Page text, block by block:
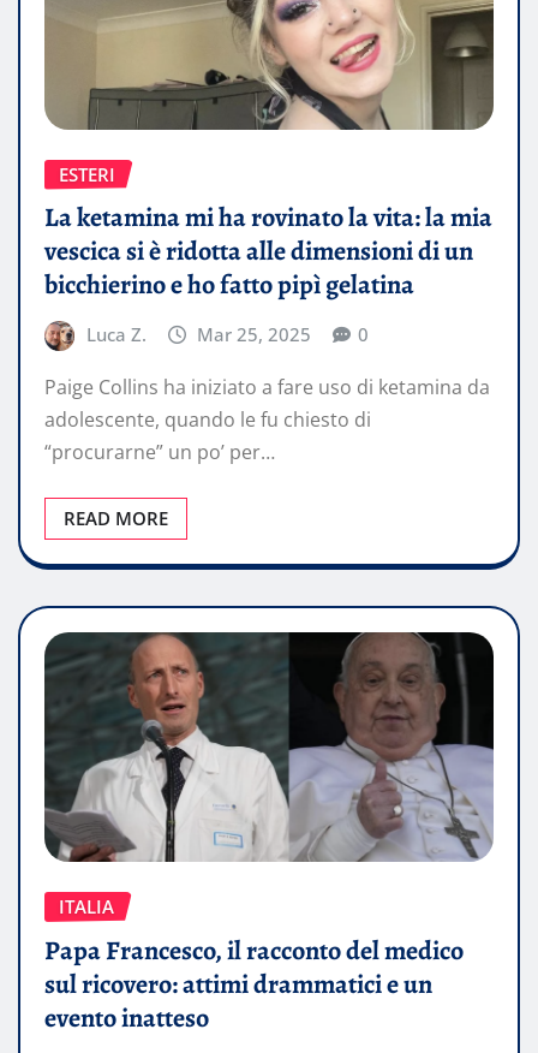
ESTERI
La ketamina mi ha rovinato la vita: la mia
vescica si è ridotta alle dimensioni di un
bicchierino e ho fatto pipì gelatina
Luca Z. Mar 25, 2025 0
Paige Collins ha iniziato a fare uso di ketamina da
adolescente, quando le fu chiesto di
“procurarne” un po’ per…
READ MORE
ITALIA
Papa Francesco, il racconto del medico
sul ricovero: attimi drammatici e un
evento inatteso